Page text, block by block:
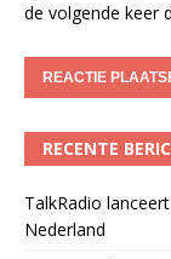
de volgende keer
RECENTE
TalkRadio
Nederland